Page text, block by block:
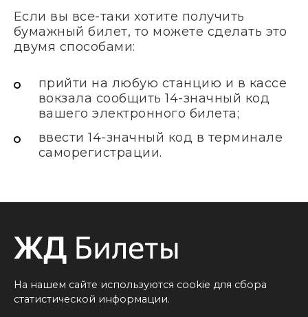
Если вы все-таки хотите получить
бумажный билет, то можете сделать это
двумя способами:
прийти на любую станцию и в кассе
вокзала сообщить 14-значный код
вашего электронного билета;
ввести 14-значный код в терминале
саморегистрации.
На нашем сайте используются cookie для сбора
статистической информации.